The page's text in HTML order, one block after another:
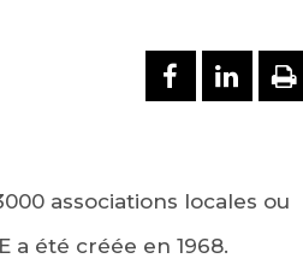
associations locales ou
a été créée en 1968.